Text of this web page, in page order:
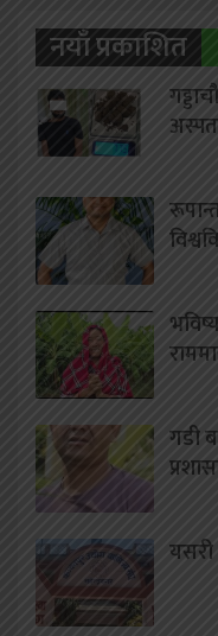
नयाँ प्रकाशित
गडी